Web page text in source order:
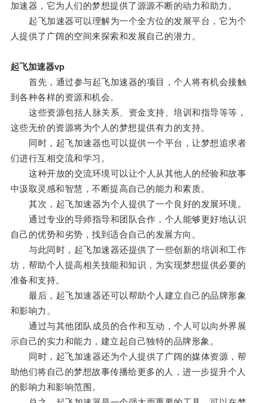
加速器，它为人们的梦想提供了源源不断的动力和助力。
起飞加速器可以理解为一个全方位的发展平台，它为个
人提供了广阔的空间来探索和发展自己的潜力。
起飞加速器vp
首先，通过参与起飞加速器的项目，个人将有机会接触
到各种各样的资源和机会。
这些资源包括人脉关系、资金支持、培训和指导等等，
这些无价的资源将为个人的梦想提供有力的支持。
同时，起飞加速器也可以提供一个平台，让梦想追求者
们进行互相交流和学习。
这种开放的交流环境可以让个人从其他人的经验和故事
中汲取灵感和智慧，不断提高自己的能力和素质。
其次，起飞加速器为个人提供了一个良好的发展环境。
通过专业的导师指导和团队合作，个人能够更好地认识
自己的优势和劣势，找到适合自己的发展方向。
与此同时，起飞加速器还提供了一些创新的培训和工作
坊，帮助个人提高相关技能和知识，为实现梦想提供必要的
准备和支持。
最后，起飞加速器还可以帮助个人建立自己的品牌形象
和影响力。
通过与其他团队成员的合作和互动，个人可以向外界展
示自己的实力和能力，建立起自己独特的品牌形象。
同时，起飞加速器还为个人提供了广阔的媒体资源，帮
助他们将自己的梦想故事传播给更多的人，进一步提升个人
的影响力和影响范围。